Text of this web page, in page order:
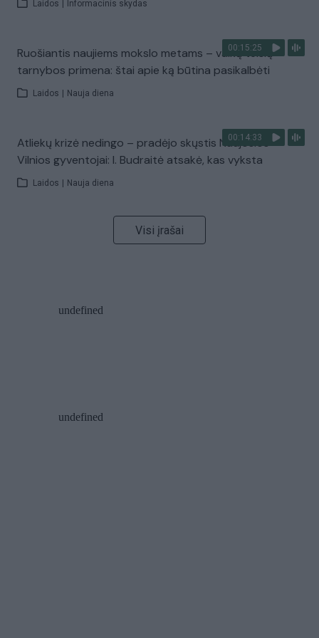
Laidos Informacinis skydas
00:15:25
Ruošiantis naujiems mokslo metams – vaikų teisių
tarnybos primena: štai apie ką būtina pasikalbėti
Laidos Nauja diena
00:14:33
Atliekų krizė nedingo – pradėjo skųstis Naujosios
Vilnios gyventojai: I. Budraitė atsakė, kas vyksta
Laidos Nauja diena
Visi įrašai